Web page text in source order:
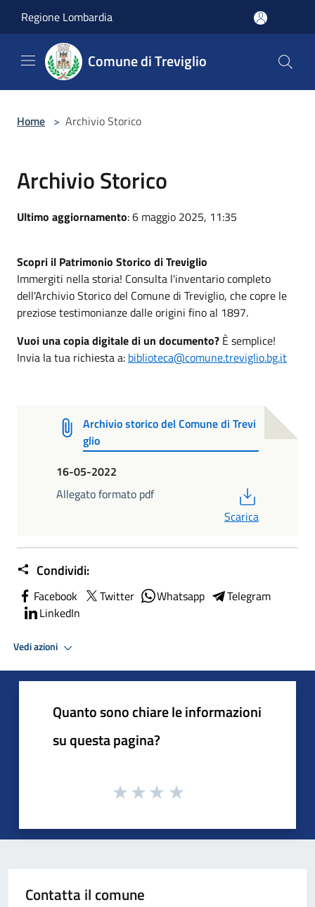
Regione Lombardia
Comune di Treviglio
Home > Archivio Storico
Archivio Storico
Ultimo aggiornamento: 6 maggio 2025, 11:35
Scopri il Patrimonio Storico di Treviglio
Immergiti nella storia! Consulta l'inventario completo
dell'Archivio Storico del Comune di Treviglio, che copre le
preziose testimonianze dalle origini fino al 1897.
Vuoi una copia digitale di un documento? È semplice!
Invia la tua richiesta a: biblioteca@comune.treviglio.bg.it
Archivio storico del Comune di Trevi
glio
16-05-2022
Allegato formato pdf
Scarica
Condividi:
Facebook Twitter Whatsapp
Telegram
LinkedIn
Vedi azioni
Quanto sono chiare le informazioni
su questa pagina?
Contatta il comune